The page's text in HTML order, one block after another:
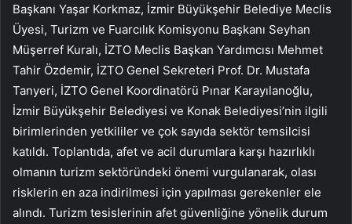
Başkanı Yaşar Korkmaz, İzmir Büyükşehir Belediye Meclis
Üyesi, Turizm ve Fuarcılık Komisyonu Başkanı Seyhan
Müşerref Kuralı, İZTO Meclis Başkan Yardımcısı Mehmet
Tahir Özdemir, İZTO Genel Sekreteri Prof. Dr. Mustafa
Tanyeri, İZTO Genel Koordinatörü Pınar Karayılanoğlu,
İzmir Büyükşehir Belediyesi ve Konak Belediyesi’nin ilgili
birimlerinden yetkililer ve çok sayıda sektör temsilcisi
katıldı. Toplantıda, afet ve acil durumlara karşı hazırlıklı
olmanın turizm sektöründeki önemi vurgulanarak, olası
risklerin en aza indirilmesi için yapılması gerekenler ele
alındı. Turizm tesislerinin afet güvenliğine yönelik durum